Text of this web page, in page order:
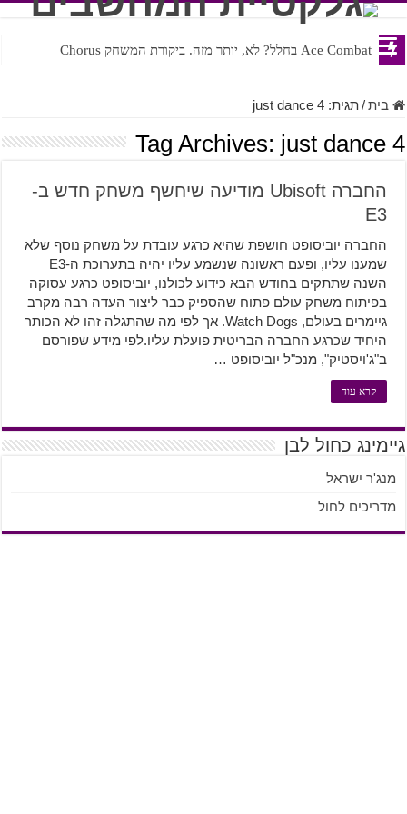
Ace Combat בחלל? לא, יותר מזה. ביקורת המשחק Chorus
בית/תגית:just dance 4
Tag Archives: just dance 4
החברה Ubisoft מודיעה שיחשף משחק חדש ב-
E3
החברה יוביסופט חושפת שהיא כרגע עובדת על משחק נוסף שלא
שמענו עליו, ופעם ראשונה שנשמע עליו יהיה בתערוכת ה-E3
השנה שתתקים בחודש הבא כידוע לכולנו, יוביסופט כרגע עסוקה
בפיתוח משחק עולם פתוח שהספיק כבר ליצור העדה רבה מקרב
גיימרים בעולם, Watch Dogs. אך לפי מה שהתגלה זהו לא הכותר
היחיד שכרגע החברה הבריטית פועלת עליו.לפי מידע שפורסם
ב"ג'ויסטיק", מנכ"ל יוביסופט …
קרא עוד
גיימינג כחול לבן
מנג'ר ישראל
מדריכים לחול